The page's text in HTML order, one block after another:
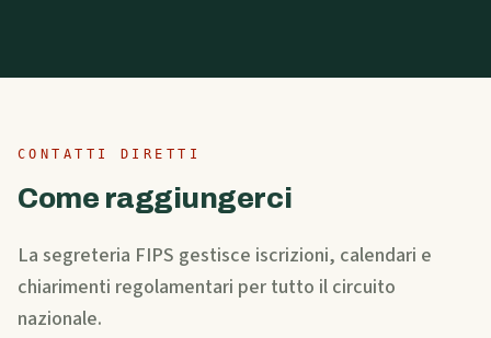
CONTATTI DIRETTI
Come raggiungerci
La segreteria FIPS gestisce iscrizioni, calendari e
chiarimenti regolamentari per tutto il circuito
nazionale.